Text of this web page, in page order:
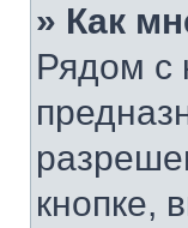
» Как
Рядом с
кнопке,